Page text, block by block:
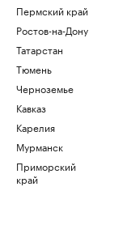
Пермский край
Ростов-на-Дону
Татарстан
Тюмень
Черноземье
Кавказ
Карелия
Мурманск
Приморский
край